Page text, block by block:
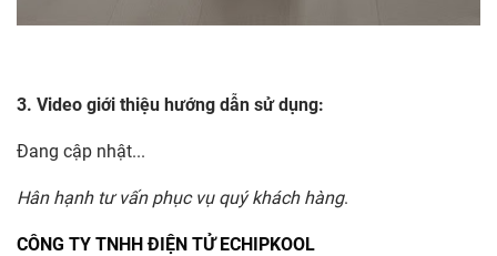
3. Video giới thiệu hướng dẫn sử dụng:
Đang cập nhật...
Hân hạnh tư vấn phục vụ quý khách hàng.
CÔNG TY TNHH ĐIỆN TỬ ECHIPKOOL